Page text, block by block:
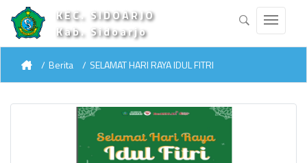
KEC. SIDOARJO
Kab. Sidoarjo
Berita SELAMAT HARI RAYA IDUL FITRI